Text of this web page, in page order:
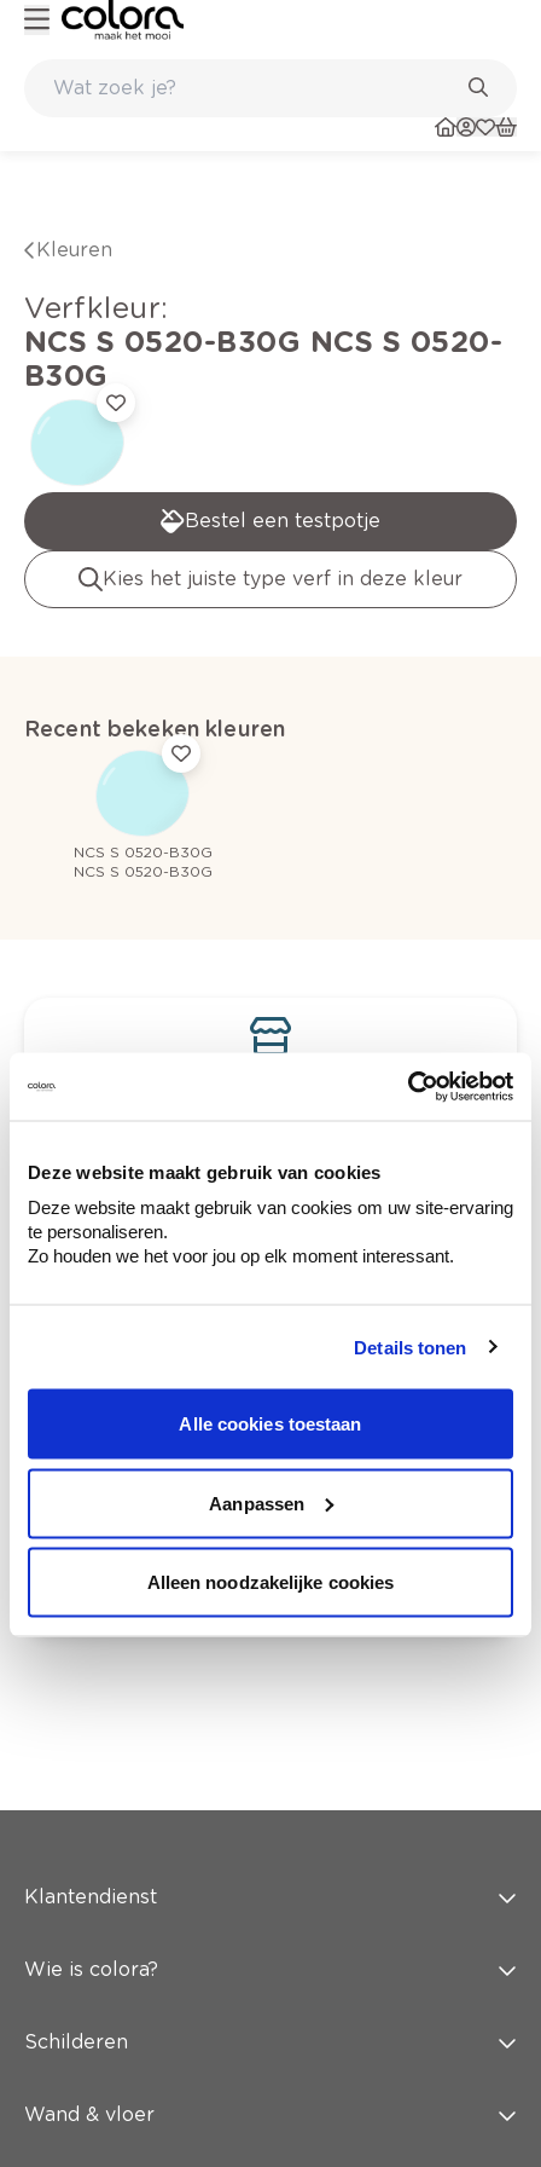
Deze website maakt gebruik van cookies
Deze website maakt gebruik van cookies om uw site-ervaring
te personaliseren.
Zo houden we het voor jou op elk moment interessant.
Details tonen
Alle cookies toestaan
Aanpassen
Alleen noodzakelijke cookies
Kleuren
verfkleur:
NCS S 0520-B30G NCS S 0520-
B30G
Bestel een testpotje
Kies het juiste type verf in deze kleur
Recent bekeken kleuren
NCS S 0520-B30G
NCS S 0520-B30G
Ontdek er kleurechte stalen van je
Bekijk er de bijhorende tinten om je kleur
Krijg persoonlijk advies om kleuren te
combineren.
Ga samen met de kleuradviseur door je
Krijg kleuradvies op basis van de lichtinval
en je meubels.
van je muren.
Klantendienst
Wie is colora?
Schilderen
Wand & vloer